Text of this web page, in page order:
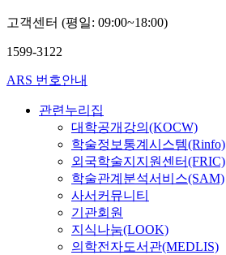
고객센터 (평일: 09:00~18:00)
1599-3122
ARS 번호안내
관련누리집
대학공개강의(KOCW)
학술정보통계시스템(Rinfo)
외국학술지지원센터(FRIC)
학술관계분석서비스(SAM)
사서커뮤니티
기관회원
지식나눔(LOOK)
의학전자도서관(MEDLIS)